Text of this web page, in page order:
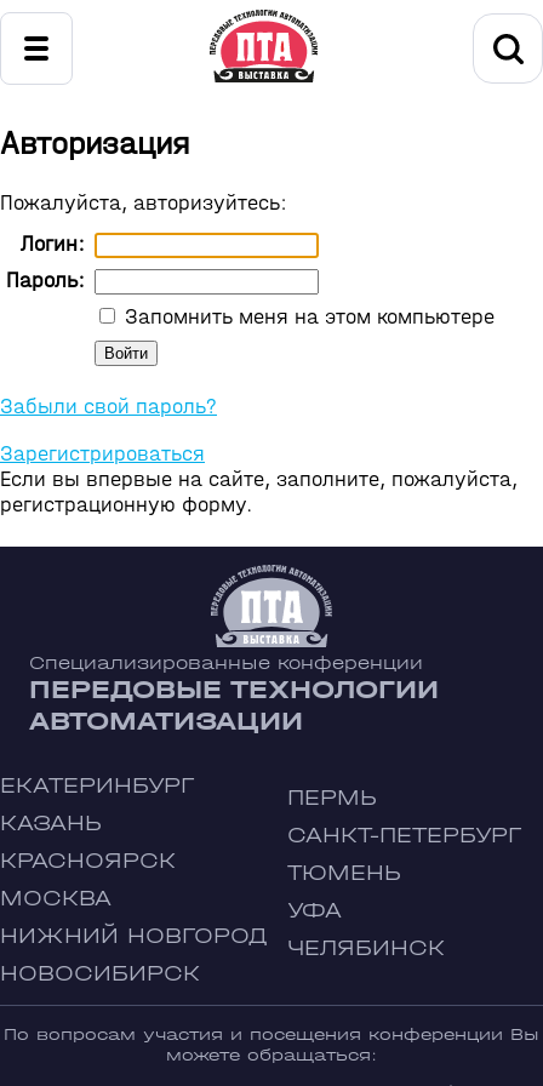
Авторизация
Пожалуйста, авторизуйтесь:
Логин:
Пароль:
Запомнить меня на этом компьютере
Забыли свой пароль?
Зарегистрироваться
Если вы впервые на сайте, заполните, пожалуйста,
регистрационную форму.
Специализированные конференции
ПЕРЕДОВЫЕ ТЕХНОЛОГИИ
АВТОМАТИЗАЦИИ
ЕКАТЕРИНБУРГ
КАЗАНЬ
КРАСНОЯРСК
МОСКВА
НИЖНИЙ НОВГОРОД
НОВОСИБИРСК
ПЕРМЬ
САНКТ-ПЕТЕРБУРГ
ТЮМЕНЬ
УФА
ЧЕЛЯБИНСК
По вопросам участия и посещения конференции Вы
можете обращаться: